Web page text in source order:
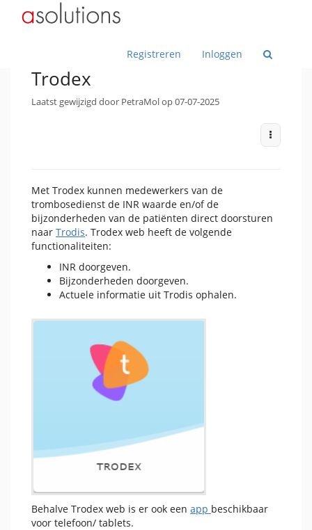
Registreren Inloggen
Toggle
the
parent
Ketenhub Toggle
the
hierarchy
under
Handleiding. under
6.
Module.
Trodex
Laatst gewijzigd door PetraMol op 07-07-2025
More
Met Trodex kunnen medewerkers van de
trombosedienst de INR waarde en/of de
bijzonderheden van de patiënten direct doorsturen
naar Trodis. Trodex web heeft de volgende
functionaliteiten:
INR doorgeven.
Bijzonderheden doorgeven.
Actuele informatie uit Trodis ophalen.
Behalve Trodex web is er ook een app beschikbaar
voor telefoon/ tablets.